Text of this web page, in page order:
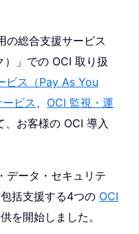
の総合支援サービス
）」での OCI 取り扱
ビス（Pay As You
ビス 、 OCI 監視・運
、お客様の OCI 導入
データ・セキュリテ
括支援する4つの OCI
を開始しました。